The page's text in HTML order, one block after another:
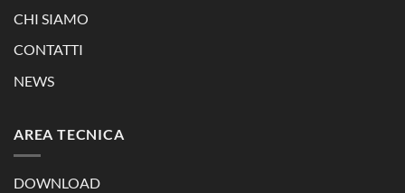
CHI SIAMO
CONTATTI
NEWS
AREA TECNICA
DOWNLOAD